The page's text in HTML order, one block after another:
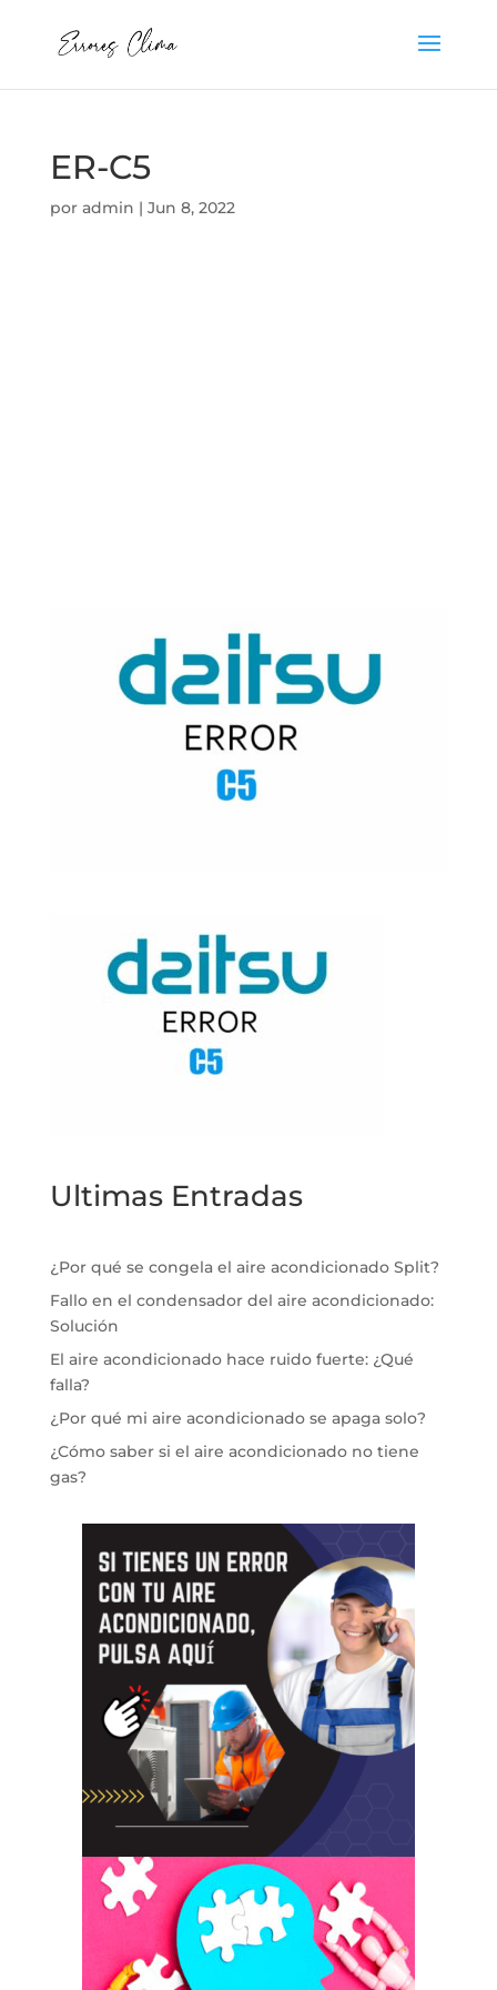
ER-C5
por admin | Jun 8, 2022
Ultimas Entradas
¿Por qué se congela el aire acondicionado Split?
Fallo en el condensador del aire acondicionado:
Solución
El aire acondicionado hace ruido fuerte: ¿Qué
falla?
¿Por qué mi aire acondicionado se apaga solo?
¿Cómo saber si el aire acondicionado no tiene
gas?